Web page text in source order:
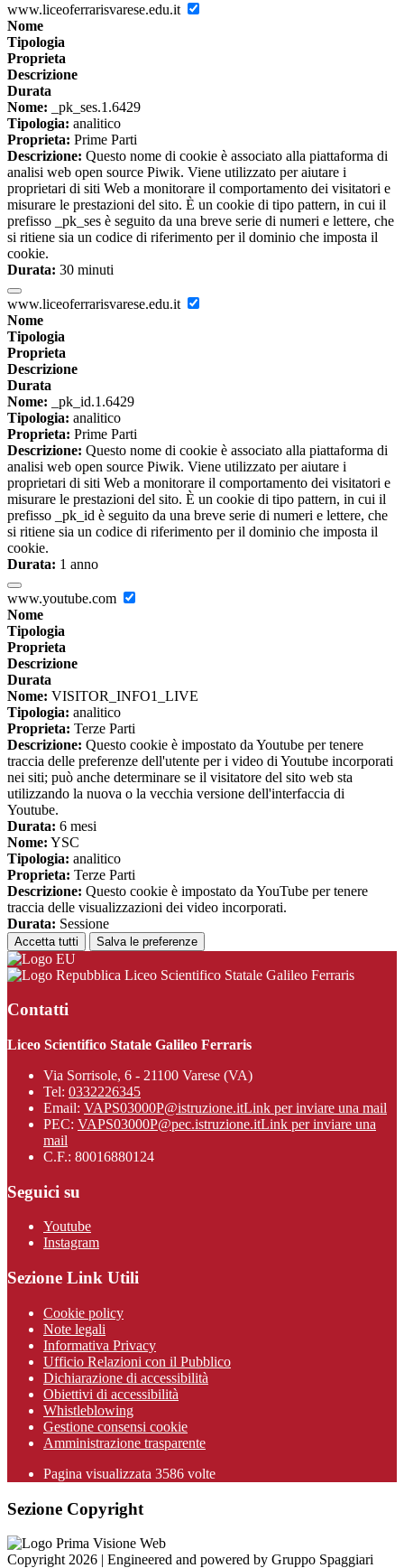
www.liceoferrarisvarese.edu.it
Nome
Tipologia
Proprieta
Descrizione
Durata
Nome: _pk_ses.1.6429
Tipologia: analitico
Proprieta: Prime Parti
Descrizione: Questo nome di cookie è associato alla piattaforma di
analisi web open source Piwik. Viene utilizzato per aiutare i
proprietari di siti Web a monitorare il comportamento dei visitatori e
misurare le prestazioni del sito. È un cookie di tipo pattern, in cui il
prefisso _pk_ses è seguito da una breve serie di numeri e lettere, che
si ritiene sia un codice di riferimento per il dominio che imposta il
cookie.
Durata: 30 minuti
www.liceoferrarisvarese.edu.it
Nome
Tipologia
Proprieta
Descrizione
Durata
Nome: _pk_id.1.6429
Tipologia: analitico
Proprieta: Prime Parti
Descrizione: Questo nome di cookie è associato alla piattaforma di
analisi web open source Piwik. Viene utilizzato per aiutare i
proprietari di siti Web a monitorare il comportamento dei visitatori e
misurare le prestazioni del sito. È un cookie di tipo pattern, in cui il
prefisso _pk_id è seguito da una breve serie di numeri e lettere, che
si ritiene sia un codice di riferimento per il dominio che imposta il
cookie.
Durata: 1 anno
www.youtube.com
Nome
Tipologia
Proprieta
Descrizione
Durata
Nome: VISITOR_INFO1_LIVE
Tipologia: analitico
Proprieta: Terze Parti
Descrizione: Questo cookie è impostato da Youtube per tenere
traccia delle preferenze dell'utente per i video di Youtube incorporati
nei siti; può anche determinare se il visitatore del sito web sta
utilizzando la nuova o la vecchia versione dell'interfaccia di
Youtube.
Durata: 6 mesi
Nome: YSC
Tipologia: analitico
Proprieta: Terze Parti
Descrizione: Questo cookie è impostato da YouTube per tenere
traccia delle visualizzazioni dei video incorporati.
Durata: Sessione
Accetta tutti Salva le preferenze
Liceo Scientifico Statale Galileo Ferraris
Contatti
Liceo Scientifico Statale Galileo Ferraris
Via Sorrisole, 6 - 21100 Varese (VA)
Tel: 0332226345
Email: VAPS03000P@istruzione.itLink per inviare una mail
PEC: VAPS03000P@pec.istruzione.itLink per inviare una
mail
C.F.: 80016880124
Seguici su
Youtube
Instagram
Sezione Link Utili
Cookie policy
Note legali
Informativa Privacy
Ufficio Relazioni con il Pubblico
Dichiarazione di accessibilità
Obiettivi di accessibilità
Whistleblowing
Gestione consensi cookie
Amministrazione trasparente
Pagina visualizzata 3586 volte
Sezione Copyright
Copyright 2026 | Engineered and powered by Gruppo Spaggiari